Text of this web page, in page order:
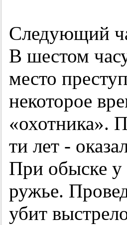
Следующий
В шестом
место
некоторое
«охотника».
ти лет -
При обыске у
ружье.
убит